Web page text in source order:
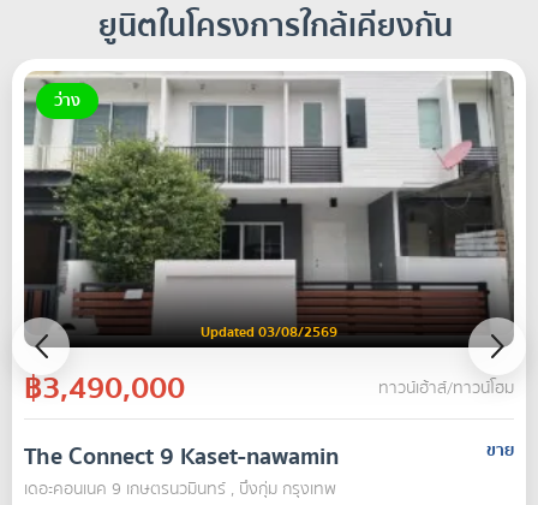
ยูนิตในโครงการใกล้เคียงกัน
ว่าง
Updated 03/08/2569
฿3,490,000 ทาวน์เฮ้าส์/ทาวน์โฮม
The Connect 9 Kaset-nawamin
ขาย
เดอะคอนเนค 9 เกษตรนวมินทร์ , บึงกุ่ม กรุงเทพ